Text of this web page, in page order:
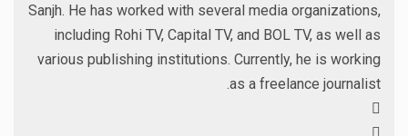
Sanjh. He has worked with several media organizations,
including Rohi TV, Capital TV, and BOL TV, as well as
various publishing institutions. Currently, he is working
as a freelance journalist.